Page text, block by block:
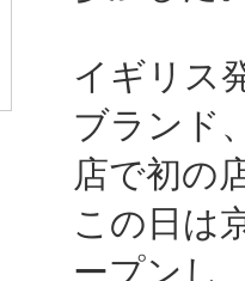
イギリス
ブランド
店で初の
この日は
ープンし